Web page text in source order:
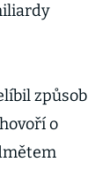
způsob
o